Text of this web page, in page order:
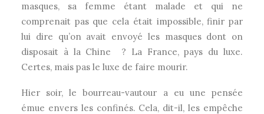
masques, sa femme étant malade et qui ne
comprenait pas que cela était impossible, finir par
lui dire qu’on avait envoyé les masques dont on
disposait à la Chine ? La France, pays du luxe.
Certes, mais pas le luxe de faire mourir.
Hier soir, le bourreau-vautour a eu une pensée
émue envers les confinés. Cela, dit-il, les empêche